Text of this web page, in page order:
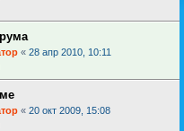
« 28 апр 2010, 10:11
« 20 окт 2009, 15:08